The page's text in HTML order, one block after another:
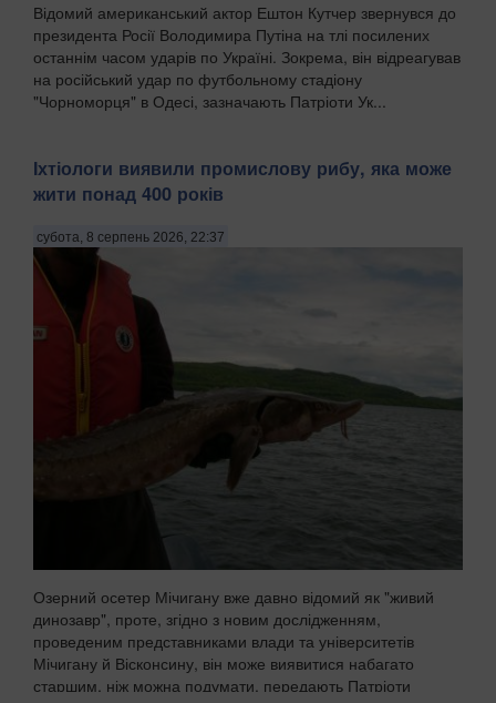
Відомий американський актор Ештон Кутчер звернувся до
президента Росії Володимира Путіна на тлі посилених
останнім часом ударів по Україні. Зокрема, він відреагував
на російський удар по футбольному стадіону
"Чорноморця" в Одесі, зазначають Патріоти Ук...
Іхтіологи виявили промислову рибу, яка може
жити понад 400 років
субота, 8 серпень 2026, 22:37
Озерний осетер Мічигану вже давно відомий як "живий
динозавр", проте, згідно з новим дослідженням,
проведеним представниками влади та університетів
Мічигану й Вісконсину, він може виявитися набагато
старшим, ніж можна подумати, передають Патріоти